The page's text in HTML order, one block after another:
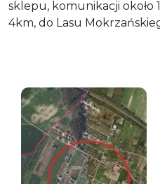
sklepu, komunikacji około
4km, do Lasu